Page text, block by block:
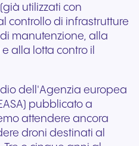
utilizzati con
controllo di infrastrutture
manutenzione, alla
alla lotta contro il
dell'Agenzia europea
pubblicato a
attendere ancora
droni destinati al